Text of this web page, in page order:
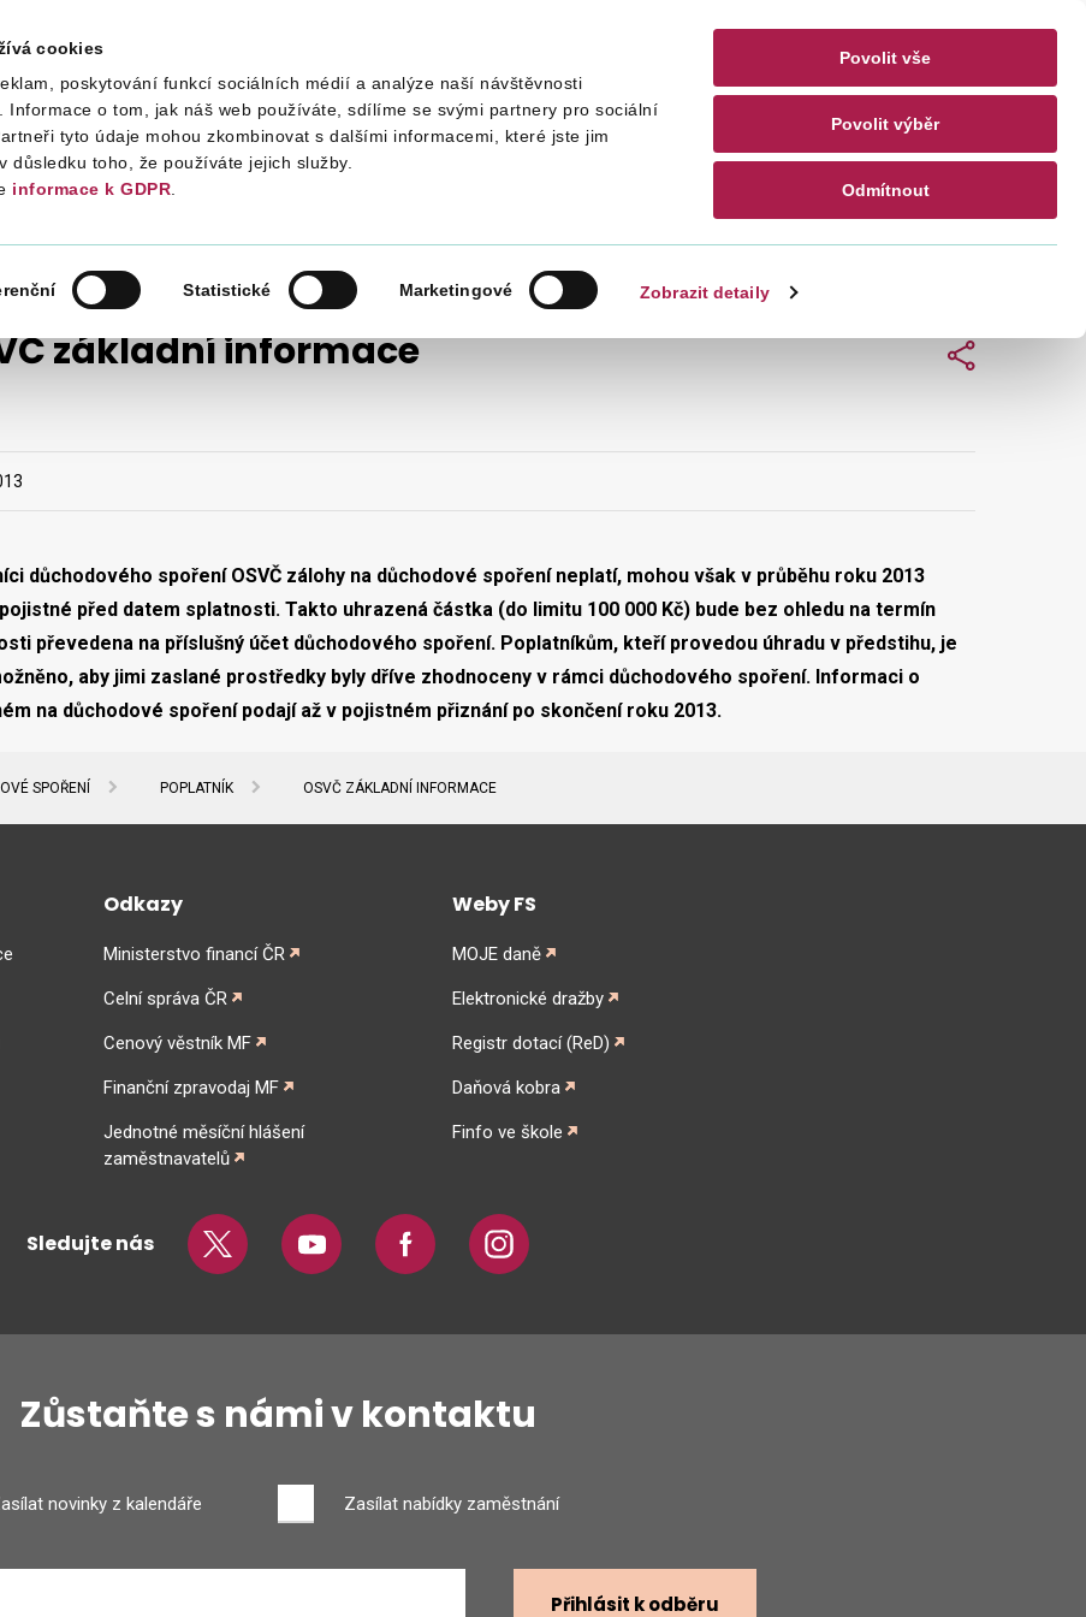
cookies
poskytování funkcí sociálních médií a analýze naší návštěvnosti
Informace o tom, jak náš web používáte, sdílíme se svými partnery pro sociální
tyto údaje mohou zkombinovat s dalšími informacemi, které jste jim
důsledku toho, že používáte jejich služby.
informace k GDPR.
Statistické Marketingové Zobrazit detaily
Povolit vše
Povolit výběr
Odmítnout
Daně Mezinárodní spolupráce Kontakty CZ EN
základní informace Sdílet
důchodového spoření OSVČ zálohy na důchodové spoření neplatí, mohou však v průběhu roku 2013
před datem splatnosti. Takto uhrazená částka (do limitu 100 000 Kč) bude bez ohledu na termín
převedena na příslušný účet důchodového spoření. Poplatníkům, kteří provedou úhradu v předstihu, je
aby jimi zaslané prostředky byly dříve zhodnoceny v rámci důchodového spoření. Informaci o
na důchodové spoření podají až v pojistném přiznání po skončení roku 2013.
SPOŘENÍ POPLATNÍK OSVČ ZÁKLADNÍ INFORMACE
Odkazy
Ministerstvo financí ČR
Celní správa ČR
Cenový věstník MF
Finanční zpravodaj MF
Jednotné měsíční hlášení
zaměstnavatelů
Weby FS
MOJE daně
Elektronické dražby
Registr dotací (ReD)
Daňová kobra
Finfo ve škole
Sledujte nás Twitter Youtube Facebook Instagram
Zůstaňte s námi v kontaktu
novinky z kalendáře Zasílat nabídky zaměstnání
Přihlásit k odběru